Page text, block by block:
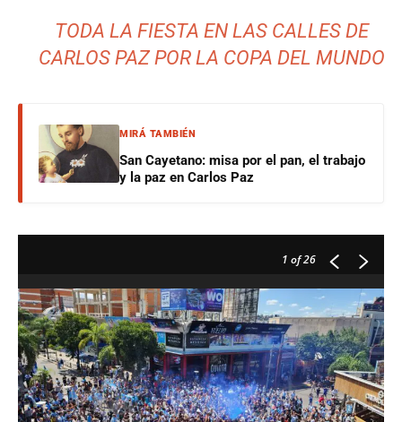
TODA LA FIESTA EN LAS CALLES DE
CARLOS PAZ POR LA COPA DEL MUNDO
MIRÁ TAMBIÉN
San Cayetano: misa por el pan, el trabajo
y la paz en Carlos Paz
1 of 26